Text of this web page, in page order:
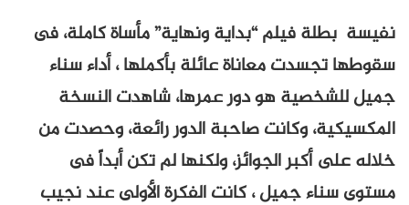
نفيسة بطلة فيلم “بداية ونهاية” مأساة كاملة، فى
سقوطها تجسدت معاناة عائلة بأكملها ، أداء سناء
جميل للشخصية هو دور عمرها، شاهدت النسخة
المكسيكية، وكانت صاحبة الدور رائعة، وحصدت من
خلاله على أكبر الجوائز، ولكنها لم تكن أبداً فى
مستوى سناء جميل ، كانت الفكرة الأولى عند نجيب